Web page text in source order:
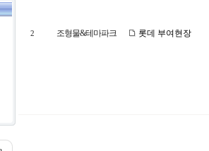
2 조형물&테마파크 롯데 부여현장